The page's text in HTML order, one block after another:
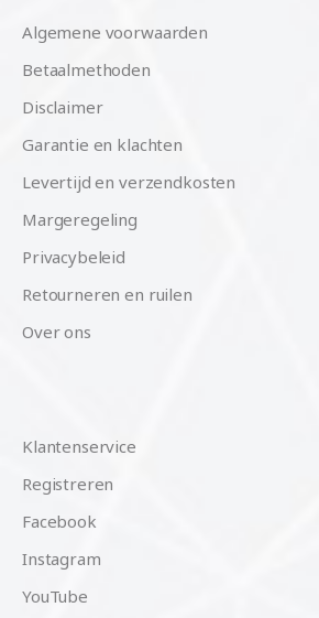
Algemene voorwaarden
Betaalmethoden
Disclaimer
Garantie en klachten
Levertijd en verzendkosten
Margeregeling
Privacybeleid
Retourneren en ruilen
Over ons
Klantenservice
Registreren
Facebook
Instagram
YouTube